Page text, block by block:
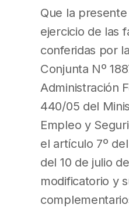
Que la
ejercicio de las
conferidas por
Conjunta Nº
Administración
440/05 del
Empleo y
el artículo 7º
del 10 de julio
modificatorio y